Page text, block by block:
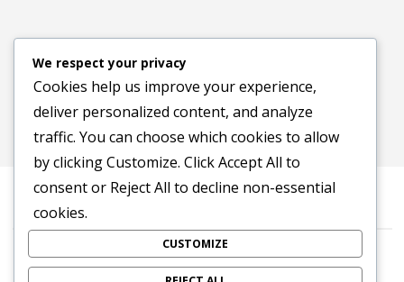
©2016-2026 Stowarzyszenie na Rzecz Dialogu „Tropinka”
Polityka prywatności
We respect your privacy
Cookies help us improve your experience,
deliver personalized content, and analyze
traffic. You can choose which cookies to allow
by clickingCustomize. ClickAccept All to
consent or Reject All to decline non-essential
cookies.
CUSTOMIZE